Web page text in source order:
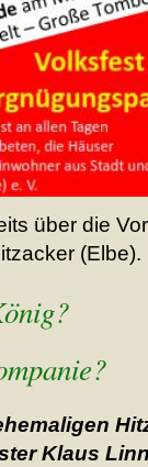
über die
Klaus